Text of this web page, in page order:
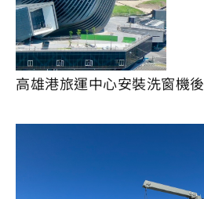
高雄港旅運中心安裝洗窗機後